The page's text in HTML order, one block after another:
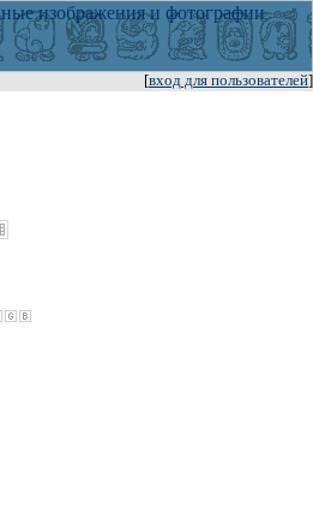
[вход для пользователей]